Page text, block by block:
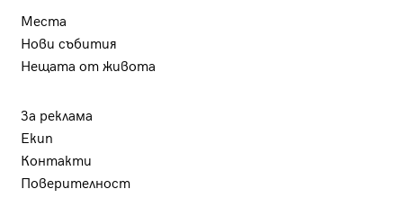
Места
Нови събития
Нещата от живота
За реклама
Екип
Контакти
Поверителност